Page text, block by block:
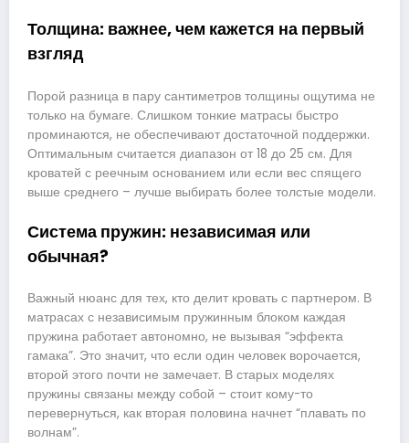
Толщина: важнее, чем кажется на первый
взгляд
Порой разница в пару сантиметров толщины ощутима не
только на бумаге. Слишком тонкие матрасы быстро
проминаются, не обеспечивают достаточной поддержки.
Оптимальным считается диапазон от 18 до 25 см. Для
кроватей с реечным основанием или если вес спящего
выше среднего – лучше выбирать более толстые модели.
Система пружин: независимая или
обычная?
Важный нюанс для тех, кто делит кровать с партнером. В
матрасах с независимым пружинным блоком каждая
пружина работает автономно, не вызывая “эффекта
гамака”. Это значит, что если один человек ворочается,
второй этого почти не замечает. В старых моделях
пружины связаны между собой – стоит кому-то
перевернуться, как вторая половина начнет “плавать по
волнам”.